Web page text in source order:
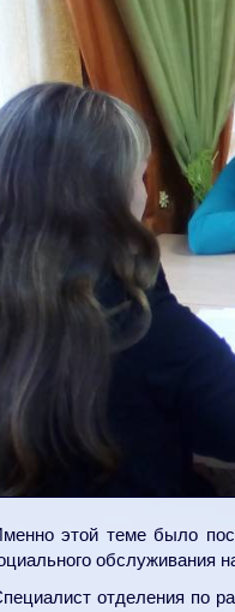
этой теме было
обслуживания
отделения по